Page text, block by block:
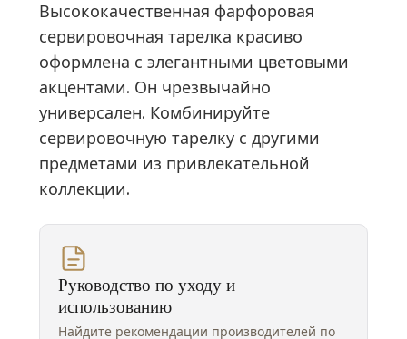
Высококачественная фарфоровая
сервировочная тарелка красиво
оформлена с элегантными цветовыми
акцентами. Он чрезвычайно
универсален. Комбинируйте
сервировочную тарелку с другими
предметами из привлекательной
коллекции.
Руководство по уходу и
использованию
Найдите рекомендации производителей по